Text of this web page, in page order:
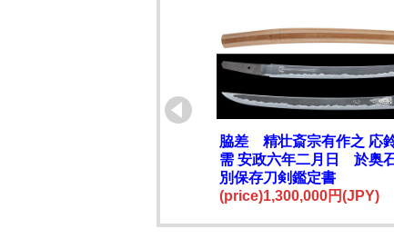
脇差 精壮斎宗有作之 応
需 安政六年二月日 於奥
別保存刀剣鑑定書
(price)1,300,000円(JPY)